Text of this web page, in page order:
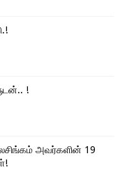
!
அவர்களின் 19